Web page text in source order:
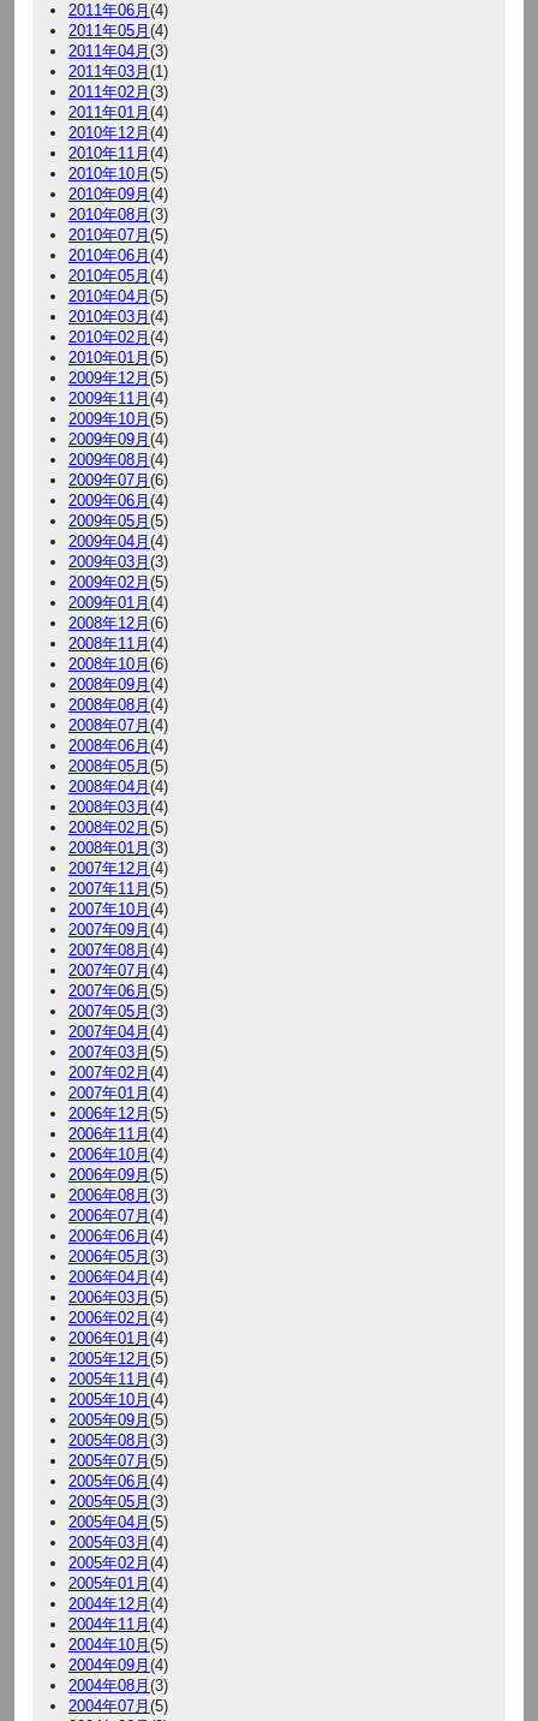
2011年06月 (4)
2011年05月 (4)
2011年04月 (3)
2011年03月 (1)
2011年02月 (3)
2011年01月 (4)
2010年12月 (4)
2010年11月 (4)
2010年10月 (5)
2010年09月 (4)
2010年08月 (3)
2010年07月 (5)
2010年06月 (4)
2010年05月 (4)
2010年04月 (5)
2010年03月 (4)
2010年02月 (4)
2010年01月 (5)
2009年12月 (5)
2009年11月 (4)
2009年10月 (5)
2009年09月 (4)
2009年08月 (4)
2009年07月 (6)
2009年06月 (4)
2009年05月 (5)
2009年04月 (4)
2009年03月 (3)
2009年02月 (5)
2009年01月 (4)
2008年12月 (6)
2008年11月 (4)
2008年10月 (6)
2008年09月 (4)
2008年08月 (4)
2008年07月 (4)
2008年06月 (4)
2008年05月 (5)
2008年04月 (4)
2008年03月 (4)
2008年02月 (5)
2008年01月 (3)
2007年12月 (4)
2007年11月 (5)
2007年10月 (4)
2007年09月 (4)
2007年08月 (4)
2007年07月 (4)
2007年06月 (5)
2007年05月 (3)
2007年04月 (4)
2007年03月 (5)
2007年02月 (4)
2007年01月 (4)
2006年12月 (5)
2006年11月 (4)
2006年10月 (4)
2006年09月 (5)
2006年08月 (3)
2006年07月 (4)
2006年06月 (4)
2006年05月 (3)
2006年04月 (4)
2006年03月 (5)
2006年02月 (4)
2006年01月 (4)
2005年12月 (5)
2005年11月 (4)
2005年10月 (4)
2005年09月 (5)
2005年08月 (3)
2005年07月 (5)
2005年06月 (4)
2005年05月 (3)
2005年04月 (5)
2005年03月 (4)
2005年02月 (4)
2005年01月 (4)
2004年12月 (4)
2004年11月 (4)
2004年10月 (5)
2004年09月 (4)
2004年08月 (3)
2004年07月 (5)